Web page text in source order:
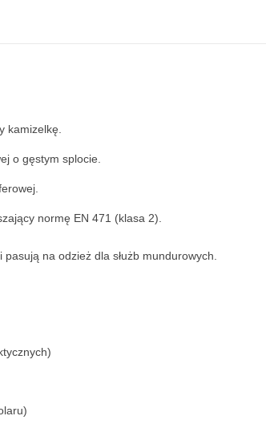
kamizelkę.
o gęstym splocie.
normę EN 471 (klasa 2).
na odzież dla służb mundurowych.